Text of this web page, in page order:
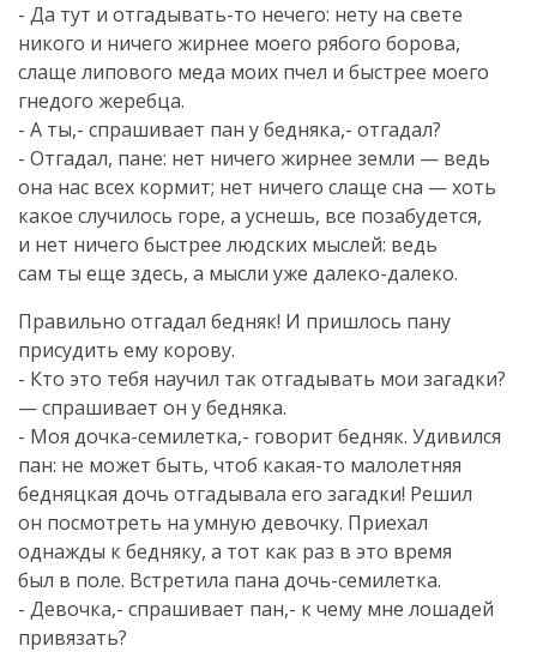
- Да тут и отгадывать-то нечего: нету на свете
никого и ничего жирнее моего рябого борова,
слаще липового меда моих пчел и быстрее моего
гнедого жеребца.
- А ты,- спрашивает пан у бедняка,- отгадал?
- Отгадал, пане: нет ничего жирнее земли — ведь
она нас всех кормит; нет ничего слаще сна — хоть
какое случилось горе, а уснешь, все позабудется,
и нет ничего быстрее людских мыслей: ведь
сам ты еще здесь, а мысли уже далеко-далеко.
Правильно отгадал бедняк! И пришлось пану
присудить ему корову.
- Кто это тебя научил так отгадывать мои загадки?
— спрашивает он у бедняка.
- Моя дочка-семилетка,- говорит бедняк. Удивился
пан: не может быть, чтоб какая-то малолетняя
бедняцкая дочь отгадывала его загадки! Решил
он посмотреть на умную девочку. Приехал
однажды к бедняку, а тот как раз в это время
был в поле. Встретила пана дочь-семилетка.
- Девочка,- спрашивает пан,- к чему мне лошадей
привязать?